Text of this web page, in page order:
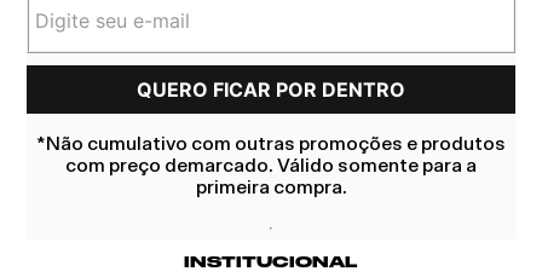
*Não cumulativo com outras promoções e produtos
com preço demarcado. Válido somente para a
primeira compra.
INSTITUCIONAL